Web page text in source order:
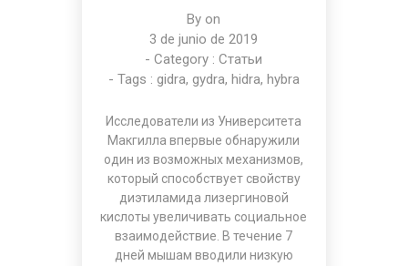
By on
3 de junio de 2019
- Category :Статьи
- Tags : gidra, gydra, hidra, hybra
Исследователи из Университета
Макгилла впервые обнаружили
один из возможных механизмов,
который способствует свойству
диэтиламида лизергиновой
кислоты увеличивать социальное
взаимодействие. В течение 7
дней мышам вводили низкую